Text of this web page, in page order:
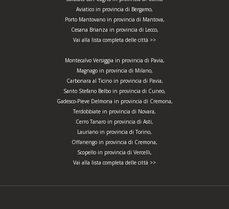
Aviatico in provincia di Bergamo,
Porto Mantovano in provincia di Mantova,
Cesana Brianza in provincia di Lecco,
Vai alla lista completa delle città >>
Montecalvo Versiggia in provincia di Pavia,
Magnago in provincia di Milano,
Carbonara al Ticino in provincia di Pavia,
Santo Stefano Belbo in provincia di Cuneo,
Gadesco-Pieve Delmona in provincia di Cremona,
Terdobbiate in provincia di Novara,
Cerro Tanaro in provincia di Asti,
Lauriano in provincia di Torino,
Offanengo in provincia di Cremona,
Scopello in provincia di Vercelli,
Vai alla lista completa delle città >>